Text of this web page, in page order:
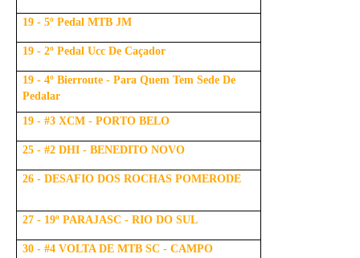
19 - 5º Pedal MTB JM
19 - 2º Pedal Ucc De Caçador
19 - 4º Bierroute - Para Quem Tem Sede De
Pedalar
19 - #3 XCM - PORTO BELO
25 - #2 DHI - BENEDITO NOVO
26 - DESAFIO DOS ROCHAS POMERODE
27 - 19º PARAJASC - RIO DO SUL
30 - #4 VOLTA DE MTB SC - CAMPO